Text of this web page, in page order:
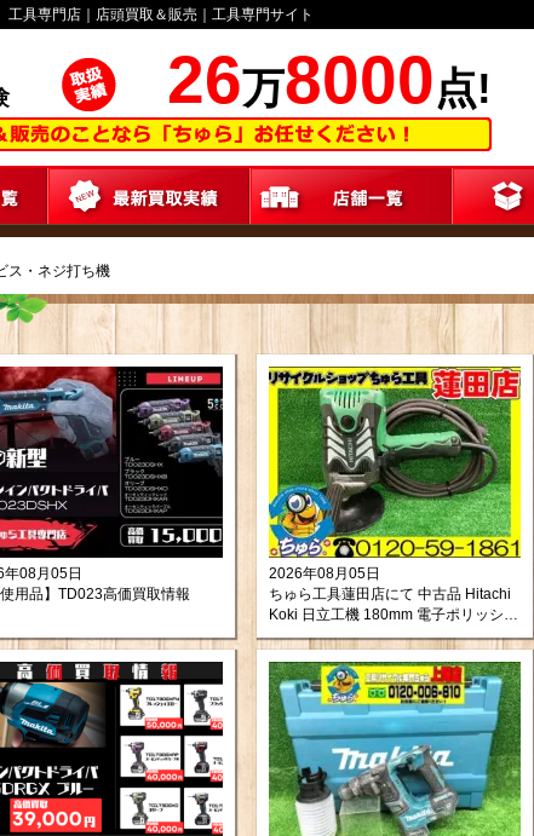
具専門店｜店頭買取＆販売｜工具専門サイト
26万8000点!
ス・ネジ打ち機
年08月05日
使用品】TD023高価買取情報
2026年08月05日
ちゅら工具蓮田店にて 中古品 Hitachi
Koki 日立工機 180mm 電子ポリッシャ
ー SP18VB をお買取りさせて頂きまし